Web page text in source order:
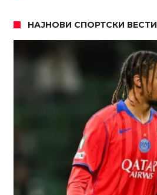
НАЈНОВИ СПОРТСКИ ВЕСТИ